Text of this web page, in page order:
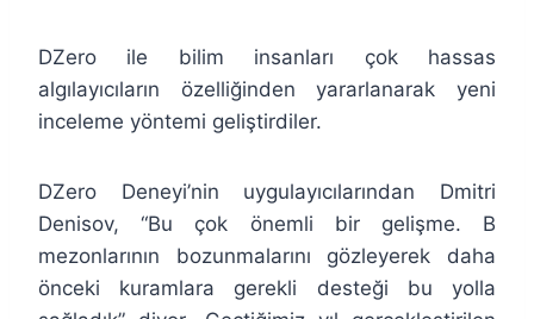
DZero ile bilim insanları çok hassas
algılayıcıların özelliğinden yararlanarak yeni
inceleme yöntemi geliştirdiler.
DZero Deneyi’nin uygulayıcılarından Dmitri
Denisov, “Bu çok önemli bir gelişme. B
mezonlarının bozunmalarını gözleyerek daha
önceki kuramlara gerekli desteği bu yolla